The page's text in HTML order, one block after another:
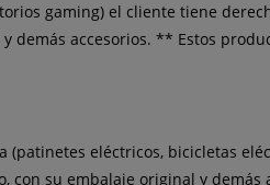
gaming) el cliente tiene
accesorios. ** Estos
eléctricos, bicicletas
con su embalaje original y demás